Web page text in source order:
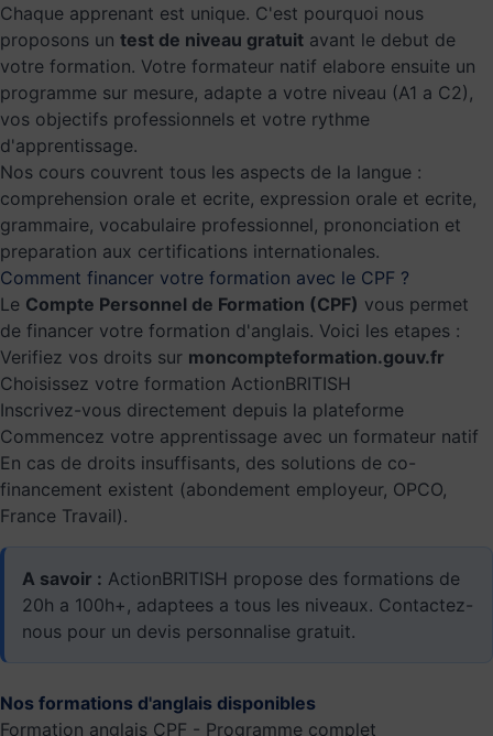
Chaque apprenant est unique. C'est pourquoi nous
proposons un test de niveau gratuit avant le debut de
votre formation. Votre formateur natif elabore ensuite un
programme sur mesure, adapte a votre niveau (A1 a C2),
vos objectifs professionnels et votre rythme
d'apprentissage.
Nos cours couvrent tous les aspects de la langue :
comprehension orale et ecrite, expression orale et ecrite,
grammaire, vocabulaire professionnel, prononciation et
preparation aux certifications internationales.
Comment financer votre formation avec le CPF ?
Le Compte Personnel de Formation (CPF) vous permet
de financer votre formation d'anglais. Voici les etapes :
Verifiez vos droits sur moncompteformation.gouv.fr
Choisissez votre formation ActionBRITISH
Inscrivez-vous directement depuis la plateforme
Commencez votre apprentissage avec un formateur natif
En cas de droits insuffisants, des solutions de co-
financement existent (abondement employeur, OPCO,
France Travail).
A savoir : ActionBRITISH propose des formations de
20h a 100h+, adaptees a tous les niveaux. Contactez-
nous pour un devis personnalise gratuit.
Nos formations d'anglais disponibles
Formation anglais CPF - Programme complet